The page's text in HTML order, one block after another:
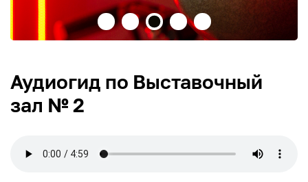
Аудиогид по Выставочный
зал № 2